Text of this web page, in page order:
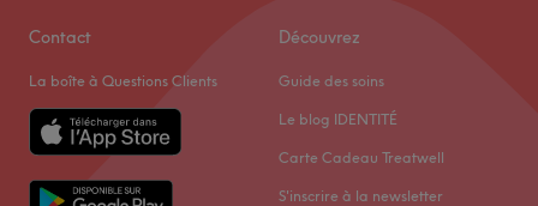
Contact
La boîte à Questions Clients
Découvrez
Guide des soins
Le blog IDENTITÉ
Carte Cadeau Treatwell
S'inscrire à la newsletter